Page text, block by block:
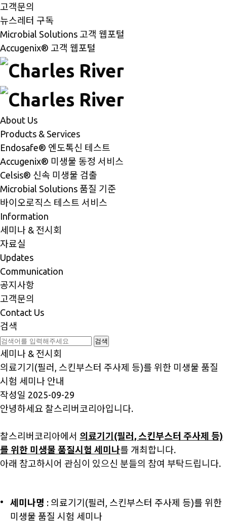
고객문의
뉴스레터 구독
Microbial Solutions 고객 웹포털
Accugenix® 고객 웹포털
About Us
Products & Services
Endosafe® 엔도톡신 테스트
Accugenix® 미생물 동정 서비스
Celsis® 신속 미생물 검출
Microbial Solutions 품질 기준
바이오로직스 테스트 서비스
Information
세미나 & 전시회
자료실
Updates
Communication
공지사항
고객문의
Contact Us
검색
세미나 & 전시회
의료기기(필러, 스킨부스터 주사제 등)를 위한 미생물 품질
시험 세미나 안내
작성일 2025-09-29
안녕하세요 찰스리버코리아입니다.
찰스리버코리아에서 의료기기(필러, 스킨부스터 주사제 등)
를 위한 미생물 품질시험 세미나를 개최합니다.
아래 참고하시어 관심이 있으신 분들의 참여 부탁드립니다.
세미나명 : 의료기기(필러, 스킨부스터 주사제 등)를 위한
미생물 품질 시험 세미나